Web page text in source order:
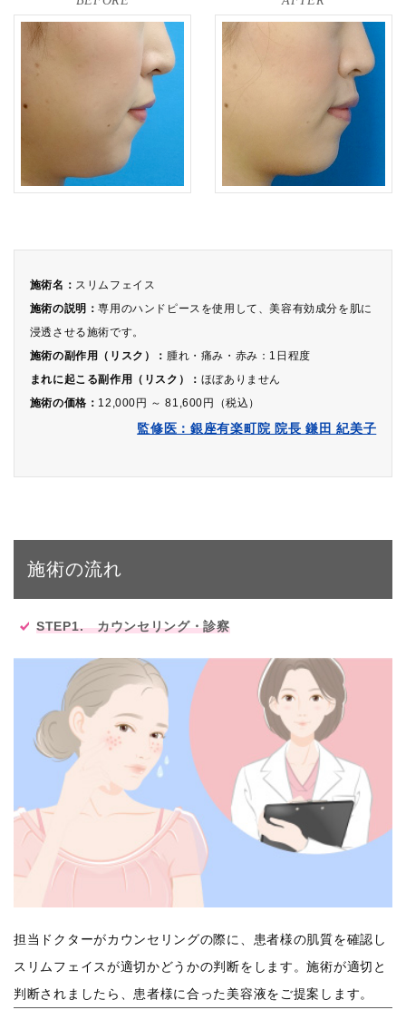
施術名： スリムフェイス
施術の説明：専用のハンドピースを使用して、美容有効成分を肌に
浸透させる施術です。
施術の副作用（リスク）： 腫れ・痛み・赤み：1日程度
まれに起こる副作用（リスク）： ほぼありません
施術の価格： 12,000円 ～ 81,600円（税込）
監修医：銀座有楽町院 院長 鎌田 紀美子
施術の流れ
STEP1. カウンセリング・診察
担当ドクターがカウンセリングの際に、患者様の肌質を確認し
スリムフェイスが適切かどうかの判断をします。施術が適切と
判断されましたら、患者様に合った美容液をご提案します。